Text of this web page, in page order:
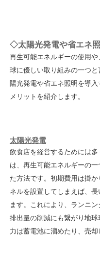
◇太陽光発電や省エネ
再生可能エネルギーの使用
球に優しい取り組みの一つ
陽光発電や省エネ照明を導
メリットを紹介します。
太陽光発電
飲食店を経営するためには
は、再生可能エネルギーの
た方法です。初期費用は掛
ネルを設置してしまえば、
ます。これにより、ランニ
排出量の削減にも繋がり地
力は蓄電池に溜めたり、売却